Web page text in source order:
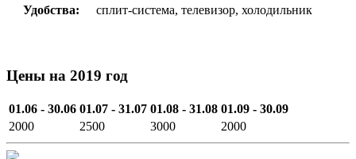
Удобства:
сплит-система, телевизор, холодильник
Цены на 2019 год
01.06 - 30.06 01.07 - 31.07 01.08 - 31.08 01.09 - 30.09
2000
2500 3000 2000